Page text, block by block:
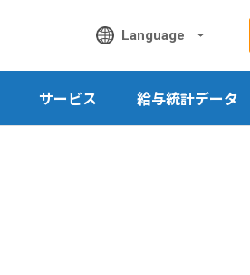
Language
サービス 給与統計データ